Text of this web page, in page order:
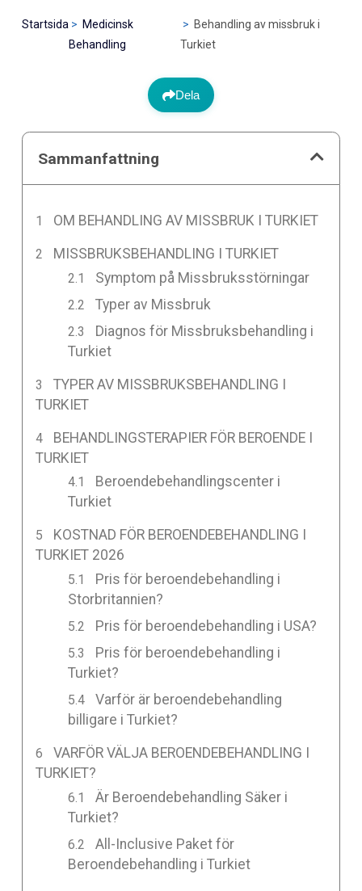
Startsida
Medicinsk
Behandling
Behandling av missbruk i
Turkiet
Dela
Sammanfattning
OM BEHANDLING AV MISSBRUK I TURKIET
MISSBRUKSBEHANDLING I TURKIET
Symptom på Missbruksstörningar
Typer av Missbruk
Diagnos för Missbruksbehandling i
Turkiet
TYPER AV MISSBRUKSBEHANDLING I
TURKIET
BEHANDLINGSTERAPIER FÖR BEROENDE I
TURKIET
Beroendebehandlingscenter i
Turkiet
KOSTNAD FÖR BEROENDEBEHANDLING I
TURKIET 2026
Pris för beroendebehandling i
Storbritannien?
Pris för beroendebehandling i USA?
Pris för beroendebehandling i
Turkiet?
Varför är beroendebehandling
billigare i Turkiet?
VARFÖR VÄLJA BEROENDEBEHANDLING I
TURKIET?
Är Beroendebehandling Säker i
Turkiet?
All-Inclusive Paket för
Beroendebehandling i Turkiet